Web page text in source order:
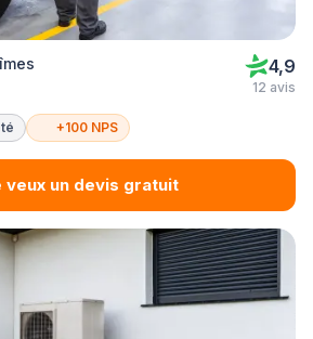
4,9
12 avis
+100 NPS
veux un devis gratuit